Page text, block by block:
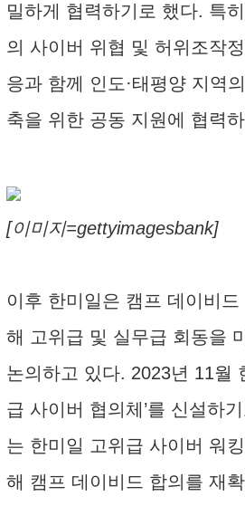
밀하게 협력하기로 했다. 특
의 사이버 위협 및 허위조작
응과 함께 인도·태평양 지역
축을 위한 공동 지원에 협력
[이미지=gettyimagesbank]
이후 한미일은 캠프 데이비드
해 고위급 및 실무급 회동을
논의하고 있다. 2023년 11월
급 사이버 협의체’를 신설하
는 한미일 고위급 사이버 워
해 캠프 데이비드 합의를 재